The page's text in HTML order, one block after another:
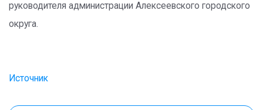
руководителя администрации Алексеевского городского
округа.
Источник